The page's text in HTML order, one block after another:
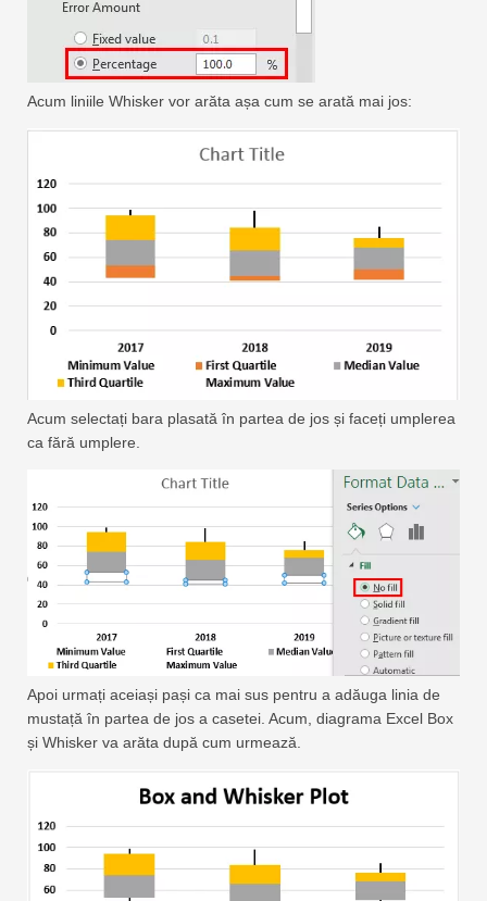
Acum liniile Whisker vor arăta așa cum se arată mai jos:
Acum selectați bara plasată în partea de jos și faceți umplerea
ca fără umplere.
Apoi urmați aceiași pași ca mai sus pentru a adăuga linia de
mustață în partea de jos a casetei. Acum, diagrama Excel Box
și Whisker va arăta după cum urmează.